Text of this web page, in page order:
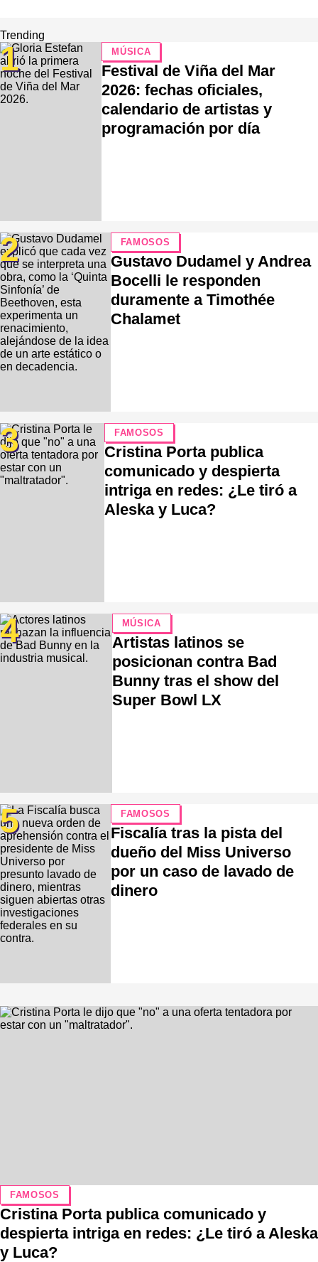
Trending
1 MÚSICA
Festival de Viña del Mar
2026: fechas oficiales,
calendario de artistas y
programación por día
2 FAMOSOS
Gustavo Dudamel y Andrea
Bocelli le responden
duramente a Timothée
Chalamet
3 FAMOSOS
Cristina Porta publica
comunicado y despierta
intriga en redes: ¿Le tiró a
Aleska y Luca?
4 MÚSICA
Artistas latinos se
posicionan contra Bad
Bunny tras el show del
Super Bowl LX
5 FAMOSOS
Fiscalía tras la pista del
dueño del Miss Universo
por un caso de lavado de
dinero
FAMOSOS
Cristina Porta publica comunicado y
despierta intriga en redes: ¿Le tiró a Aleska
y Luca?